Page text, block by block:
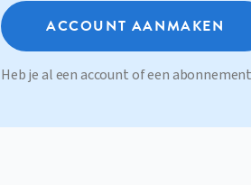
ACCOUNT AANMAKEN
Heb je al een account of een